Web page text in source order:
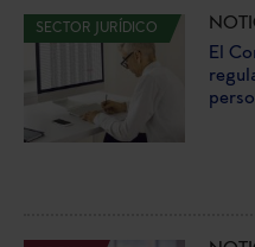
SECTOR JURÍDICO
El